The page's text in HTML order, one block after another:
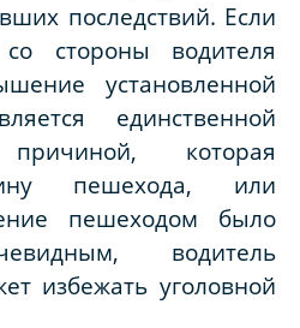
последствий. Если
стороны водителя
установленной
единственной
которая
пешехода, или
пешеходом было
водитель
избежать уголовной